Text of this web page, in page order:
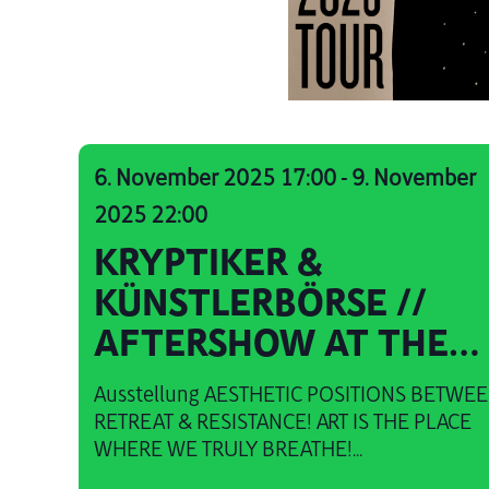
6. November 2025 17:00 - 9. November
2025 22:00
KRYPTIKER &
KÜNSTLERBÖRSE //
AFTERSHOW AT THE
BUNKER
Ausstellung AESTHETIC POSITIONS
RETREAT & RESISTANCE! ART IS THE PLACE
WHERE WE TRULY BREATHE!...